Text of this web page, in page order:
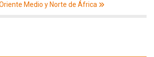
Medio y Norte de África